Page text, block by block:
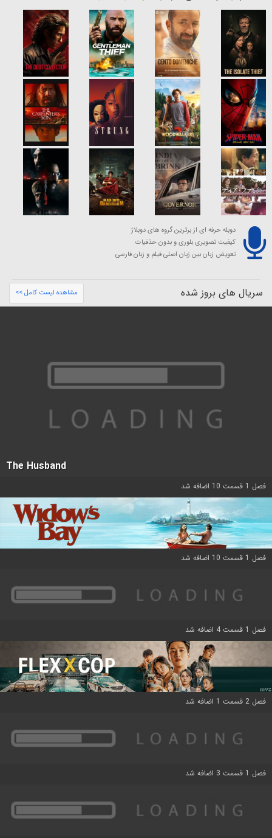
دوبله حرفه ای از برترین گروه های دوبلاژ
کیفیت تصویری بلوری و بدون حذفیات
تعویض زبان بین زبان اصلی فیلم و زبان فارسی
سریال های بروز شده مشاهده لیست کامل >>
The Husband
فصل 1 قسمت 10 اضافه شد
فصل 1 قسمت 10 اضافه شد
فصل 1 قسمت 4 اضافه شد
فصل 2 قسمت 1 اضافه شد
فصل 1 قسمت 3 اضافه شد